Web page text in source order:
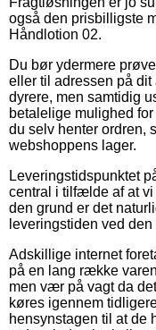
også den prisbilligste
Håndlotion 02.
Du bør ydermere
eller til adressen på
dyrere, men samtidig
betalelige mulighed
du selv henter ordren,
webshoppens lager.
Leveringstidspunktet
central i tilfælde af at
den grund er det
leveringstiden ved
Adskillige internet
på en lang række
men vær på vagt da
køres igennem
hensynstagen til at de